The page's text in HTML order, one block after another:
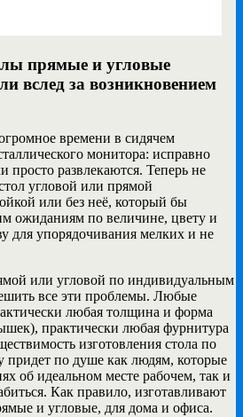
прямые и угловые
вслед за возникновением
времени в сидячем
монитора: исправно
просто развлекаются. Теперь не
угловой или прямой
или без неё, который бы
ожиданиям по величине, цвету и
для упорядочивания мелких и не
или угловой по индивидуальным
все эти проблемы. Любые
любая толщина и форма
практически любая фурнитура
изготовления стола по
придет по душе как людям, которые
об идеальном месте рабочем, так и
Как правило, изготавливают
и угловые, для дома и офиса.